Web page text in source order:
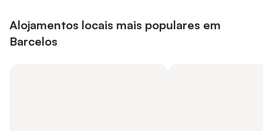
Alojamentos locais mais populares em
Barcelos